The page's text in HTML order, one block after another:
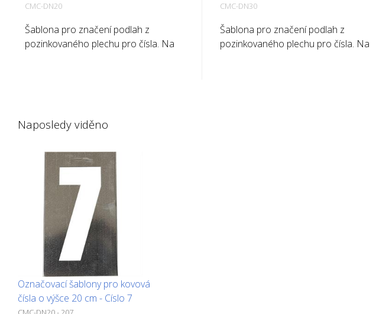
CMC-DN20
Šablona pro značení podlah z
pozinkovaného plechu pro čísla. Na
CMC-DN30
Šablona pro značení podlah z
pozinkovaného plechu pro čísla. Na
Naposledy viděno
Označovací šablony pro kovová
čísla o výšce 20 cm - Císlo 7